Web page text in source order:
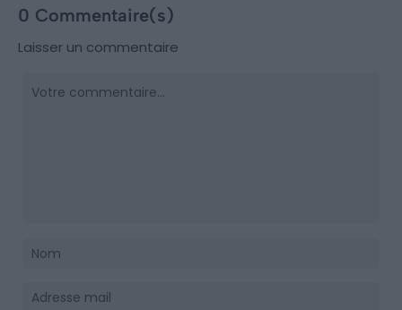
0 Commentaire(s)
Laisser un commentaire